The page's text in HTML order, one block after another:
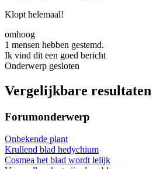
Klopt helemaal!
omhoog
1 mensen hebben gestemd.
Ik vind dit een goed bericht
Onderwerp gesloten
Vergelijkbare resultaten
Forumonderwerp
Onbekende plant
Krullend blad hedychium
Cosmea het blad wordt lelijk